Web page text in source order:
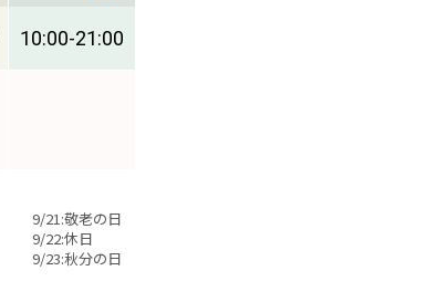
10:00-21:00
9/21:敬老の日
9/22:休日
9/23:秋分の日